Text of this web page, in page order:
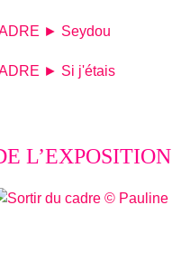
► Seydou
► Si j'étais
L’EXPOSITION